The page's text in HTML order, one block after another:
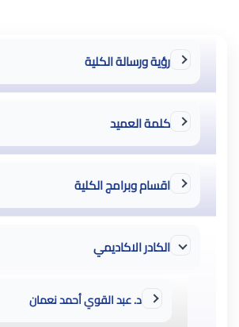
رؤية ورسالة الكلية
كلمة العميد
اقسام وبرامج الكلية
الكادر الاكاديمي
د. عبد القوي أحمد نعمان